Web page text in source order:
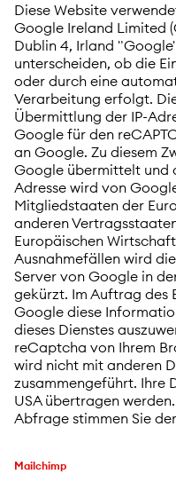
Diese Website
Google Ireland Limited
Dublin 4, Irland
unterscheiden, ob die
oder durch eine
Verarbeitung erfolgt.
Übermittlung der IP-
Google für den
an Google. Zu diesem
Google übermittelt und
Adresse wird von
Mitgliedstaaten der
anderen
Europäischen
Ausnahmefällen wird
Server von Google in
gekürzt. Im Auftrag des
Google diese
dieses Dienstes
reCaptcha von Ihrem
wird nicht mit anderen
zusammengeführt. Ihre
USA übertragen
Abfrage stimmen Sie
Mailchimp